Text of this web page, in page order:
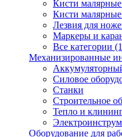
Кисти
Кисти
Лезвия для
Маркеры и
Все категории
Механизированные
Силовое
Станки
Строительное
Тепло и
Оборудование для